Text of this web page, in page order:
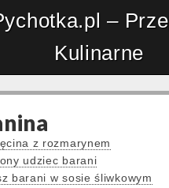
–
Kulinarne
z rozmarynem
udziec barani
barani w sosie śliwkowym